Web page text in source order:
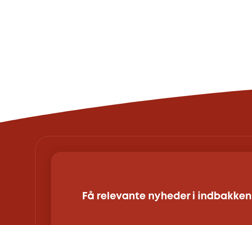
Få relevante nyheder i indbakken